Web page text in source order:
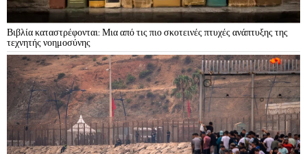
Βιβλία καταστρέφονται: Μια από τις πιο σκοτεινές πτυχές ανάπτυξης της
τεχνητής νοημοσύνης